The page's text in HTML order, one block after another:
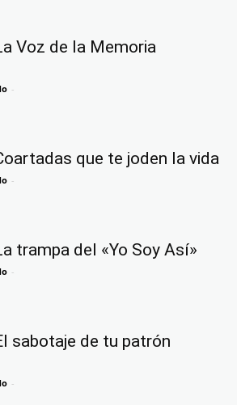
Voz de la Memoria
-
que te joden la vida
-
trampa del «Yo Soy Así»
-
sabotaje de tu patrón
-